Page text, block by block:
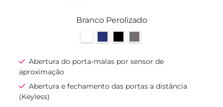
Branco Perolizado
Abertura do porta-malas por sensor de
aproximação
Abertura e fechamento das portas a distância
(Keyless)